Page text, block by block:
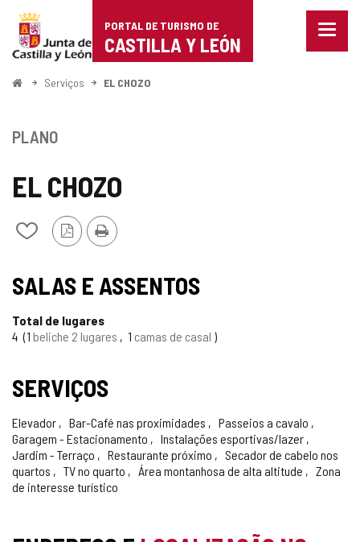
Portal
de
Turismo
Castilla
León
PORTAL DE TURISMO DE
CASTILLA Y LEÓN
Menu
ComeçoServiços EL CHOZO
EL CHOZO
Adicionar
de
meus
Versão
PDF
Imprimir
TIPO
PLANO
SALAS E ASSENTOS
Total de lugares
4
1 beliche 2 lugares 1 camas de casal
SERVIÇOS
Elevador Bar-Café nas proximidades
Passeios a cavalo
Garagem - Estacionamento
Instalações esportivas/lazer
Jardim - Terraço
Restaurante próximo
Secador de cabelo nos
quartos
TV no quarto Área montanhosa de alta altitude
Zona
de interesse turístico